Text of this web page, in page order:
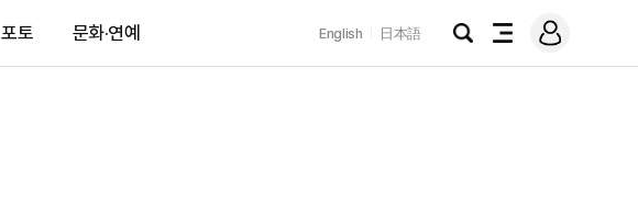
포토 문화·연예 English 日本語
검
전
메
그